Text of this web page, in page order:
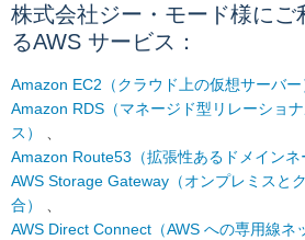
株式会社ジー・モード様にご
るAWS サービス：
Amazon EC2（クラウド上の仮想サーバー
Amazon RDS（マネージド型リレーショ
ス）
、
Amazon Route53（拡張性あるドメインネ
AWS Storage Gateway（オンプレミスと
合）
、
AWS Direct Connect（AWS への専用線ネ